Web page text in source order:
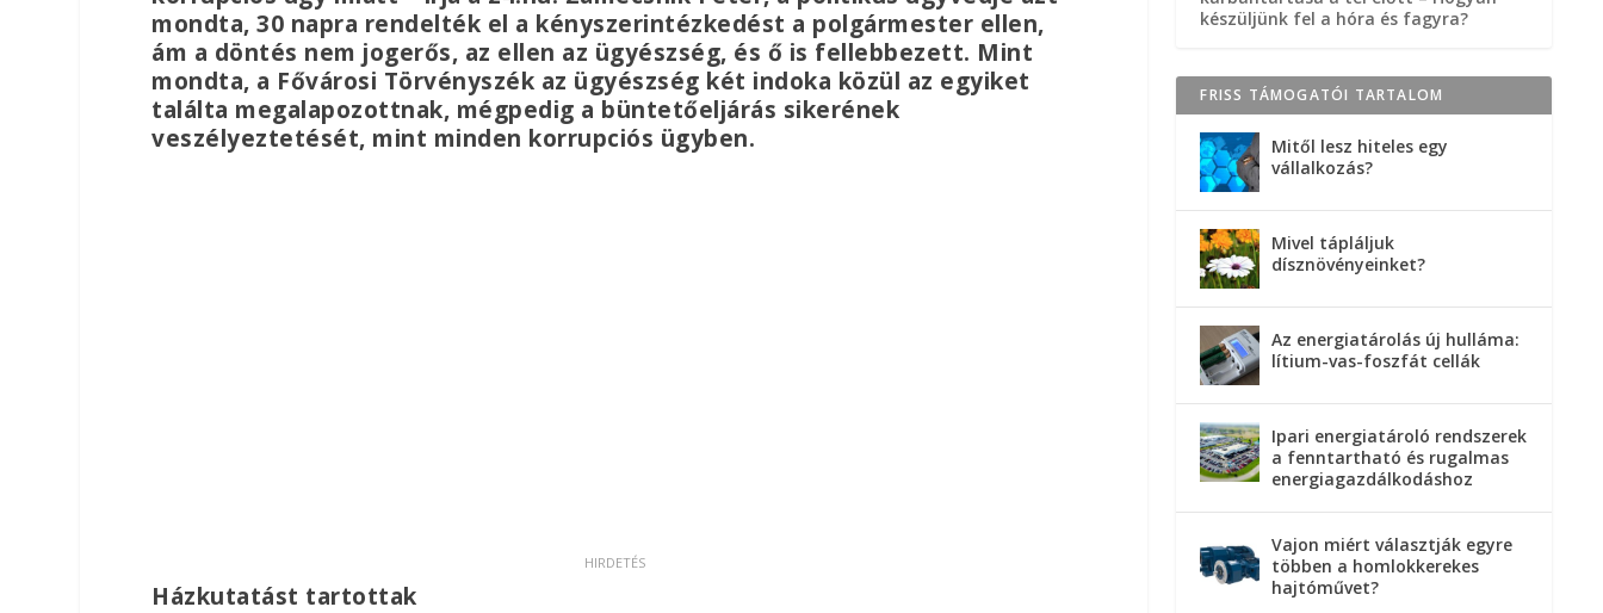
mondta, 30 napra rendelték el a kényszerintézkedést a polgármester ellen,
ám a döntés nem jogerős, az ellen az ügyészség, és ő is fellebbezett. Mint
mondta, a Fővárosi Törvényszék az ügyészség két indoka közül az egyiket
találta megalapozottnak, mégpedig a büntetőeljárás sikerének
veszélyeztetését, mint minden korrupciós ügyben.
Házkutatást tartottak
készüljünk fel a hóra és fagyra?
FRISS TÁMOGATÓI TARTALOM
Mitől lesz hiteles egy
vállalkozás?
Mivel tápláljuk
dísznövényeinket?
Az energiatárolás új hulláma:
lítium-vas-foszfát cellák
Ipari energiatároló rendszerek
a fenntartható és rugalmas
energiagazdálkodáshoz
Vajon miért választják egyre
többen a homlokkerekes
hajtóművet?